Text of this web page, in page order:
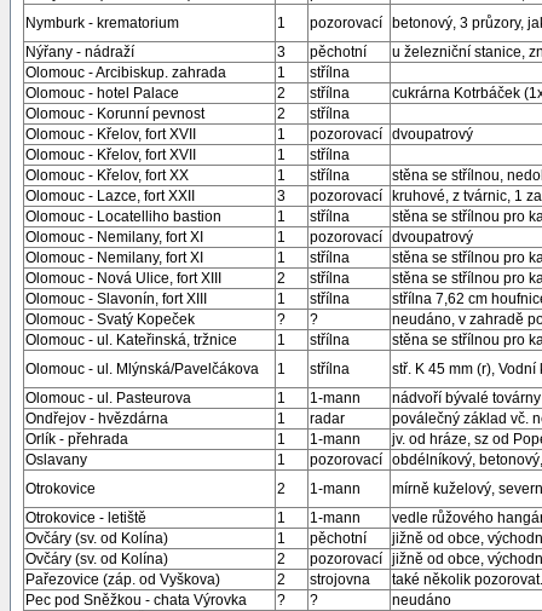
Nymburk - krematorium
1 pozorovací
betonový, 3 průzory,
Nýřany - nádraží
3 pěchotní
u železniční stanice,
Olomouc - Arcibiskup. zahrada
1
střílna
Olomouc - hotel Palace
2 střílna
cukrárna Kotrbáček
Olomouc - Korunní pevnost
2
střílna
Olomouc - Křelov, fort XVII
1 pozorovací dvoupatrový
Olomouc - Křelov, fort XVII
1
střílna
Olomouc - Křelov, fort XX
1 střílna
stěna se střílnou,
Olomouc - Lazce, fort XXII
3 pozorovací
kruhové, z tvárnic, 1
Olomouc - Locatelliho bastion
1 střílna
stěna se střílnou pro
Olomouc - Nemilany, fort XI
1 pozorovací dvoupatrový
Olomouc - Nemilany, fort XI
1 střílna
stěna se střílnou pro
Olomouc - Nová Ulice, fort XIII
2 střílna
stěna se střílnou pro
Olomouc - Slavonín, fort XIII
1 střílna
střílna 7,62 cm
Olomouc - Svatý Kopeček
? ?
neudáno, v zahradě
Olomouc - ul. Kateřinská, tržnice
1 střílna
stěna se střílnou pro
Olomouc - ul. Mlýnská/Pavelčákova
1 střílna
stř. K 45 mm (r),
Olomouc - ul. Pasteurova
1 1-mann
nádvoří bývalé
Ondřejov - hvězdárna
1 radar
poválečný základ vč.
Orlík - přehrada
1 1-mann
jv. od hráze, sz od
Oslavany
1 pozorovací obdélníkový,
Otrokovice
2 1-mann
mírně kuželový,
Otrokovice - letiště
1 1-mann
vedle růžového
Ovčáry (sv. od Kolína)
1 pěchotní
jižně od obce,
Ovčáry (sv. od Kolína)
2 pozorovací jižně od obce,
Pařezovice (záp. od Vyškova)
2 strojovna
také několik
Pec pod Sněžkou - chata Výrovka
? ?
neudáno